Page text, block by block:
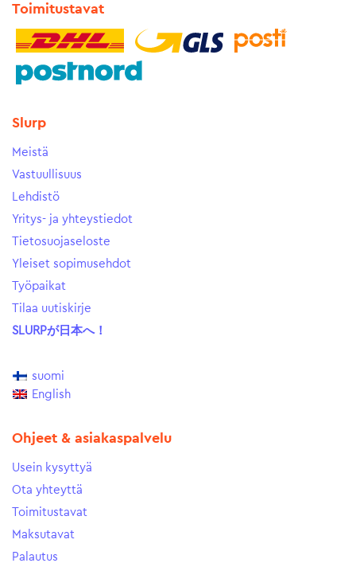
Toimitustavat
Slurp
Meistä
Vastuullisuus
Lehdistö
Yritys- ja yhteystiedot
Tietosuojaseloste
Yleiset sopimusehdot
Työpaikat
Tilaa uutiskirje
SLURPが日本へ！
suomi
English
Ohjeet & asiakaspalvelu
Usein kysyttyä
Ota yhteyttä
Toimitustavat
Maksutavat
Palautus